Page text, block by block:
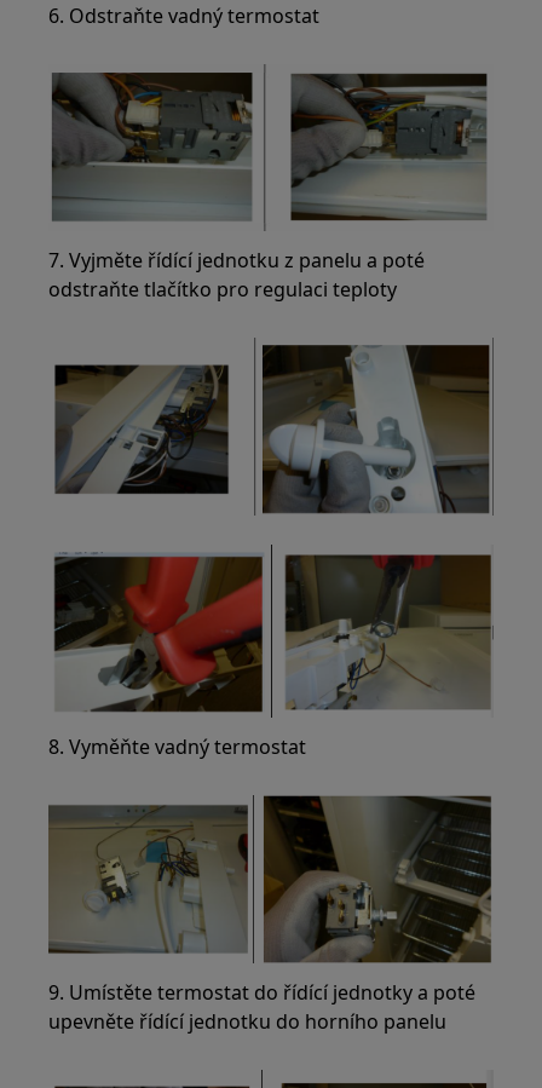
6. Odstraňte vadný termostat
7. Vyjměte řídící jednotku z panelu a poté
odstraňte tlačítko pro regulaci teploty
8. Vyměňte vadný termostat
9. Umístěte termostat do řídící jednotky a poté
upevněte řídící jednotku do horního panelu